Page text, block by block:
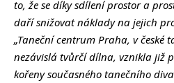
to, že se díky sdílení prostor a
daří snižovat náklady na jejich
„Taneční centrum Praha, v české
nezávislá tvůrčí dílna, vznikla již
kořeny současného tanečního